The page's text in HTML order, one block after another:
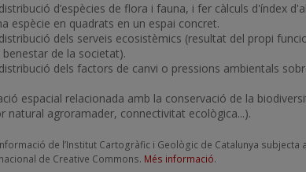
d’espècies de flora i fauna, i fer càlculs d'índex
espècie en quadrats en un espai concret.
dels serveis ecosistèmics (resultat del propi
benestar de la societat).
dels factors de canvi o pressions ambientals
espacial relacionada amb la conservació de la
natural agroramader, connectivitat ecològica...).
de l’Institut Cartogràfic i Geològic de Catalunya subjecta
de Creative Commons. Més informació.